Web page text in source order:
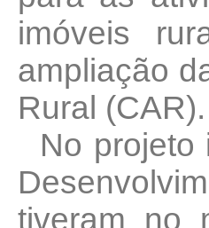
imóveis
ampliação
Rural (CAR).
No projeto
tiveram no